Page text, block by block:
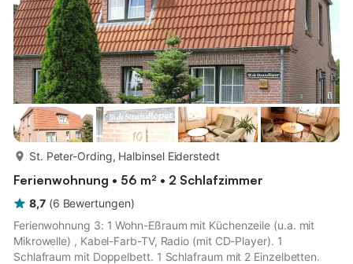
St. Peter-Ording, Halbinsel Eiderstedt
Ferienwohnung • 56 m² • 2 Schlafzimmer
8,7 (6 Bewertungen)
Ferienwohnung 3: 1 Wohn-Eßraum mit Küchenzeile (u.a. mit
Mikrowelle) , Kabel-Farb-TV, Radio (mit CD-Player). 1
Schlafraum mit Doppelbett. 1 Schlafraum mit 2 Einzelbetten.